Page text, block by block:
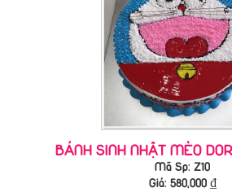
BÁNH SINH NHẬT MÈO
Mã Sp: Z10
Giá: 580,000₫